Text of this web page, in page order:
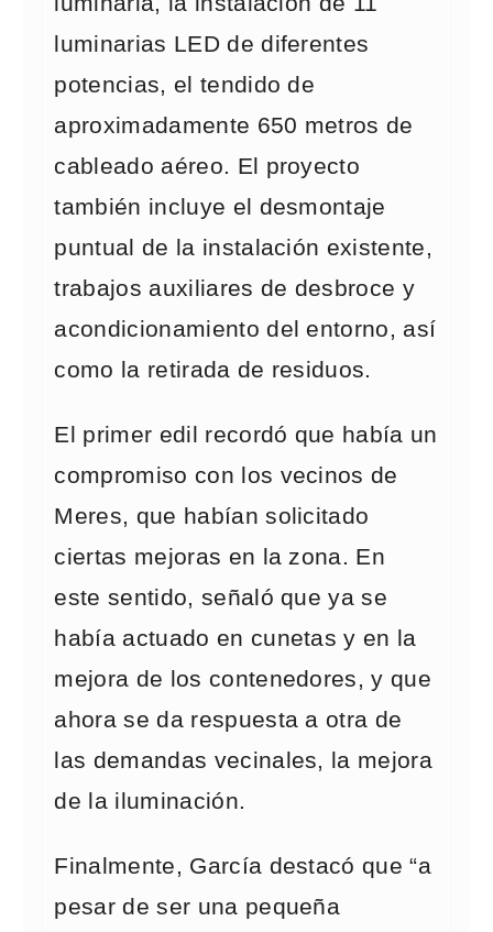
luminarias LED de diferentes
potencias, el tendido de
aproximadamente 650 metros de
cableado aéreo. El proyecto
también incluye el desmontaje
puntual de la instalación existente,
trabajos auxiliares de desbroce y
acondicionamiento del entorno, así
como la retirada de residuos.
El primer edil recordó que había un
compromiso con los vecinos de
Meres, que habían solicitado
ciertas mejoras en la zona. En
este sentido, señaló que ya se
había actuado en cunetas y en la
mejora de los contenedores, y que
ahora se da respuesta a otra de
las demandas vecinales, la mejora
de la iluminación.
Finalmente, García destacó que “a
pesar de ser una pequeña